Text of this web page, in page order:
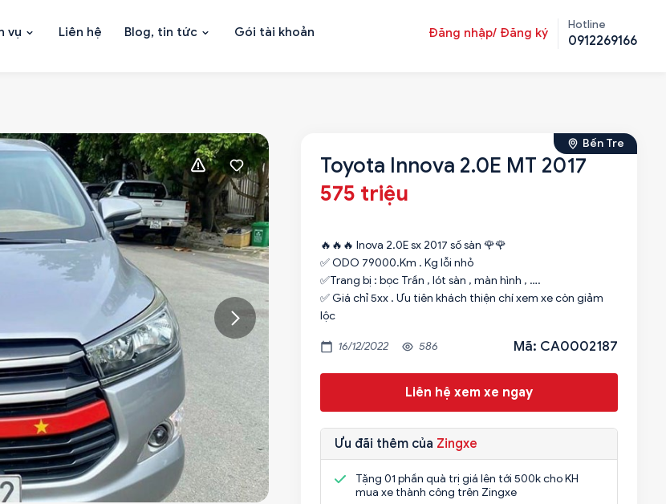
vụ Liên hệ Blog, tin tức Gói tài khoản Đăng nhập/ Đăng ký
Hotline
0912269166
Bến Tre
Toyota Innova 2.0E MT 2017
575 triệu
🔥🔥🔥 Inova 2.0E sx 2017 số sàn 🌹🌹
✅ ODO 79000.Km . Kg lỗi nhỏ
✅Trang bị : bọc Trần , lót sàn , màn hình , ….
✅ Giá chỉ 5xx . Ưu tiên khách thiện chí xem xe còn giảm
lộc
16/12/2022 586 Mã: CA0002187
Liên hệ xem xe ngay
Ưu đãi thêm của Zingxe
Tặng 01 phần quà trị giá lên tới 500k cho KH
mua xe thành công trên Zingxe